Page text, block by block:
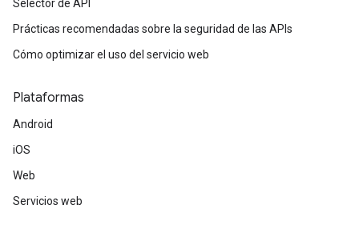
Selector de API
Prácticas recomendadas sobre la seguridad de las APIs
Cómo optimizar el uso del servicio web
Plataformas
Android
iOS
Web
Servicios web